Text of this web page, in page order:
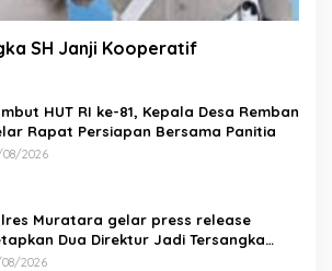
SH Janji Kooperatif
HUT RI ke-81, Kepala Desa Remban
Rapat Persiapan Bersama Panitia
2026
Muratara gelar press release
Dua Direktur Jadi Tersangka
Maut antara Bus ALS dan
2026